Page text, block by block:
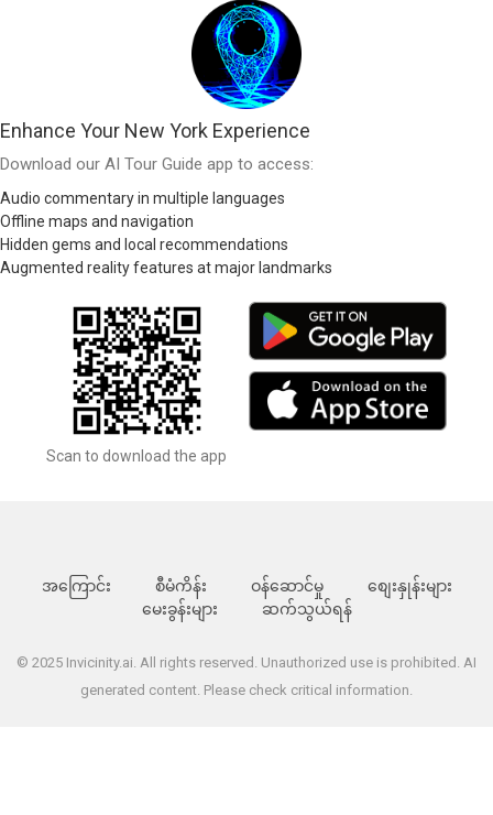
Enhance Your New York Experience
Download our AI Tour Guide app to access:
Audio commentary in multiple languages
Offline maps and navigation
Hidden gems and local recommendations
Augmented reality features at major landmarks
Scan to download the app
အကြောင်း စီမံကိန်း ဝန်ဆောင်မှု
စျေးနှုန်းများ
မေးခွန်းများ
ဆက်သွယ်ရန်
© 2025 Invicinity.ai. All rights reserved. Unauthorized use is prohibited. AI
generated content. Please check critical information.